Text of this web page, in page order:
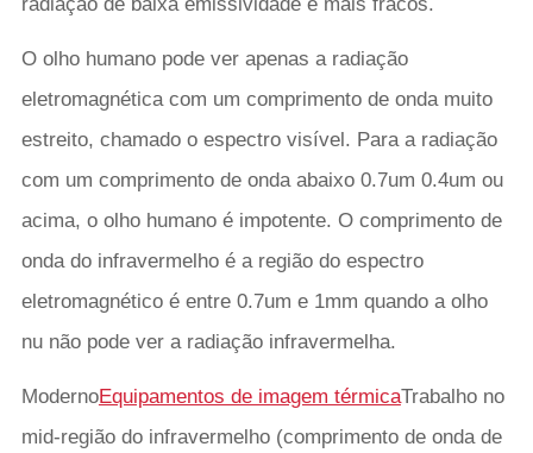
O olho humano pode ver apenas a radiação
eletromagnética com um comprimento de onda muito
estreito, chamado o espectro visível. Para a radiação
com um comprimento de onda abaixo 0.7um 0.4um ou
acima, o olho humano é impotente. O comprimento de
onda do infravermelho é a região do espectro
eletromagnético é entre 0.7um e 1mm quando a olho
nu não pode ver a radiação infravermelha.
ModernoEquipamentos de imagem térmicaTrabalho no
mid-região do infravermelho (comprimento de onda de